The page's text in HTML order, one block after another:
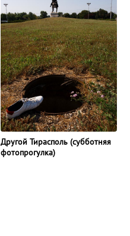
Другой Тирасполь (субботняя
фотопрогулка)